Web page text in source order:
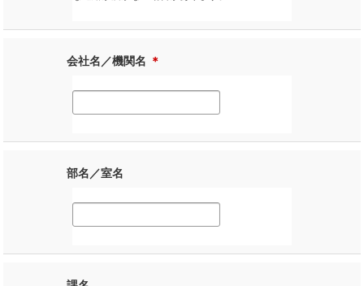
会社名／機関名 ＊
部名／室名